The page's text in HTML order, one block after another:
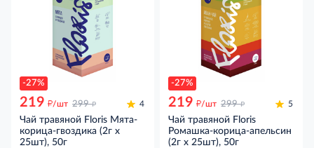
-27%
219 д/шт 299 д 4
Чай травяной Floris Мята-
корица-гвоздика (2г x
25шт), 50г
-27%
219 д/шт 299 д 5
Чай травяной Floris
Ромашка-корица-апельсин
(2г x 25шт), 50г